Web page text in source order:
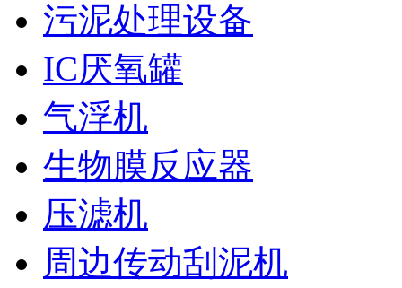
污泥处理设备
IC厌氧罐
气浮机
生物膜反应器
压滤机
周边传动刮泥机